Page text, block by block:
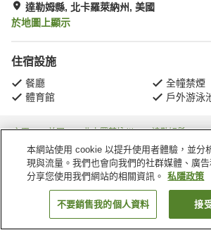
達勒姆縣, 北卡羅萊納州, 美國
於地圖上顯示
住宿設施
餐廳
全幢禁煙
體育館
戶外游泳
主頁 美國 北卡羅萊納州
達勒姆縣
Hilton Durham Near Duke University
找客房
本網站使用 cookie 以提升使用者體驗，並分
現與流量。我們也會向我們的社群媒體、廣
分享您使用我們網站的相關資訊。
私隱政策
不要銷售我的個人資料 接